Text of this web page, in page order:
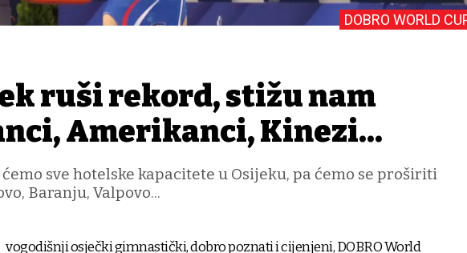
DOBRO WORLD
ruši rekord, stižu nam
Amerikanci, Kinezi...
sve hotelske kapacitete u Osijeku, pa ćemo se proširiti
Baranju, Valpovo...
vogodišnji osječki gimnastički, dobro poznati i cijenjeni, DOBRO World